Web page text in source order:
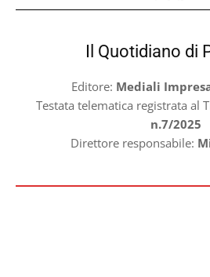
Il Quotidiano di
Editore: Mediali
Testata telematica registrata al
n.7/2025
Direttore responsabile: